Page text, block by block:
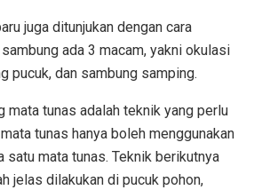
juga ditunjukan dengan cara
ada 3 macam, yakni okulasi
pucuk, dan sambung samping.
mata tunas adalah teknik yang perlu
tunas hanya boleh menggunakan
satu mata tunas. Teknik berikutnya
jelas dilakukan di pucuk pohon,